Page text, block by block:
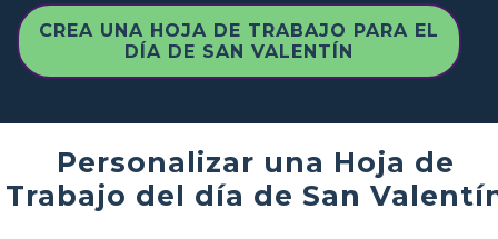
CREA UNA HOJA DE TRABAJO PARA EL
DÍA DE SAN VALENTÍN
Personalizar una Hoja de
Trabajo del día de San